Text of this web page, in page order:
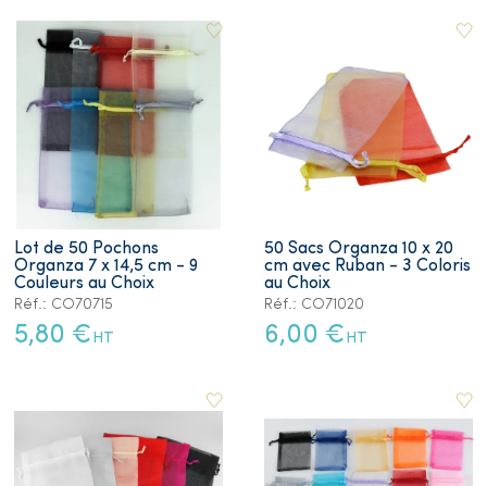
Lot de 50 Pochons
Organza 7 x 14,5 cm - 9
Couleurs au Choix
Réf.: CO70715
5,80 € HT
50 Sacs Organza 10 x 20
cm avec Ruban - 3 Coloris
au Choix
Réf.: CO71020
6,00 € HT